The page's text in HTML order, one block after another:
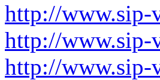
http://www.sip-
http://www.sip-
http://www.sip-